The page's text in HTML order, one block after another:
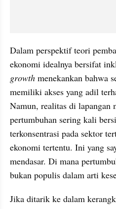
Dalam perspektif teori
ekonomi idealnya bersifat
growth menekankan bahwa
memiliki akses yang adil
Namun, realitas di lapangan
pertumbuhan sering kali
terkonsentrasi pada sektor
ekonomi tertentu. Ini yang
mendasar. Di mana
bukan populis dalam arti
Jika ditarik ke dalam